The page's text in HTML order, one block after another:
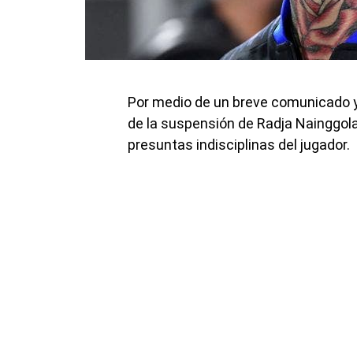
Por medio de un breve
de la suspensión de Radja
presuntas indisciplinas del jugador.